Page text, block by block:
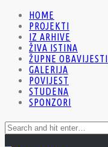
HOME
PROJEKTI
IZ ARHIVE
ŽIVA ISTINA
ŽUPNE OBAVIJESTI
GALERIJA
POVIJEST
STUDENA
SPONZORI